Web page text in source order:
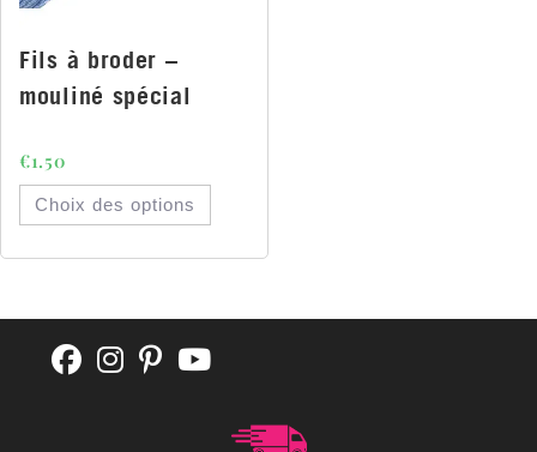
Fils à broder –
mouliné spécial
€1.50
Choix des options